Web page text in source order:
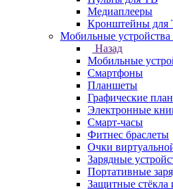
Медиаплееры
Кронштейны для
Мобильные устройства
Назад
Мобильные
Смартфоны
Планшеты
Графические
Электронные
Смарт-часы
Фитнес браслеты
Очки
Зарядные
Портативные
Защитные стёкла